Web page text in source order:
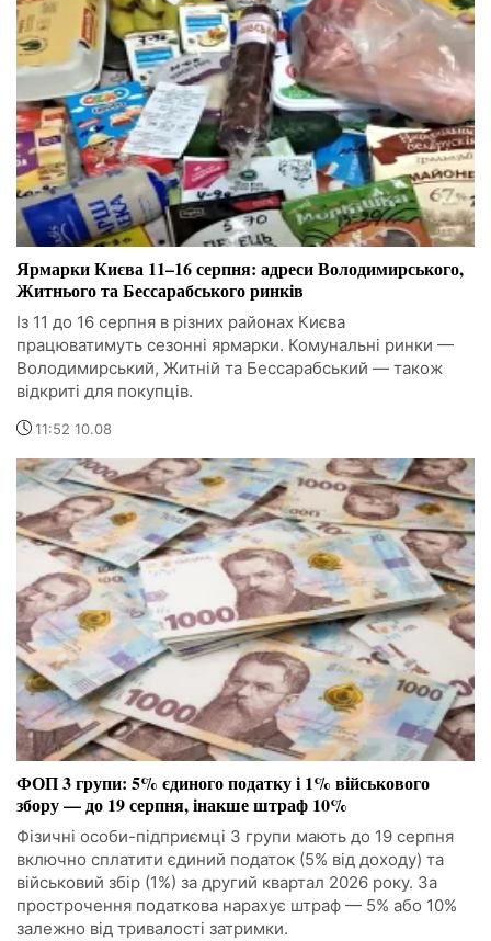
Ярмарки Києва 11–16 серпня: адреси Володимирського,
Житнього та Бессарабського ринків
Із 11 до 16 серпня в різних районах Києва
працюватимуть сезонні ярмарки. Комунальні ринки —
Володимирський, Житній та Бессарабський — також
відкриті для покупців.
11:52 10.08
ФОП 3 групи: 5% єдиного податку і 1% військового
збору — до 19 серпня, інакше штраф 10%
Фізичні особи-підприємці 3 групи мають до 19 серпня
включно сплатити єдиний податок (5% від доходу) та
військовий збір (1%) за другий квартал 2026 року. За
прострочення податкова нарахує штраф — 5% або 10%
залежно від тривалості затримки.